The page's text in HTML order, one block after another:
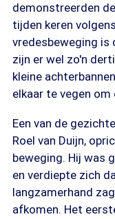
demonstreerden
tijden keren
vredesbeweging is
zijn er wel zo'n
kleine
elkaar te vegen
Een van de
Roel van Duijn,
beweging. Hij was
en verdiepte zich
langzamerhand
afkomen. Het